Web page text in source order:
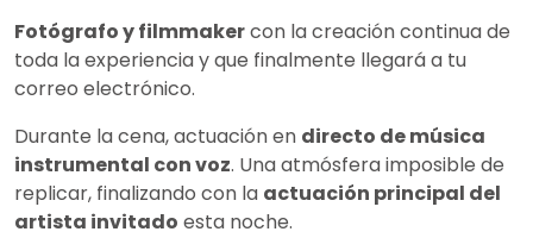
Fotógrafo y filmmakercon la creación continua de
toda la experiencia y que finalmente llegará a tu
correo electrónico.
Durante la cena, actuación en directo de música
instrumental con voz. Una atmósfera imposible de
replicar, finalizando con la actuación principal del
artista invitado esta noche.